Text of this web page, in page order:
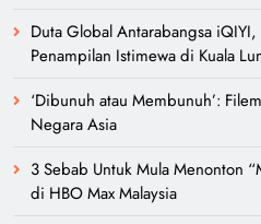
Duta Global Antarabangsa
Penampilan Istimewa di Kuala
‘Dibunuh atau Membunuh’:
Negara Asia
3 Sebab Untuk Mula Menonton
di HBO Max Malaysia